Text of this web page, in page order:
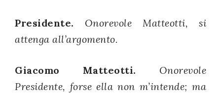
Presidente. Onorevole Matteotti, si
attenga all’argomento.
Giacomo Matteotti.
Onorevole
Presidente, forse ella non m’intende; ma